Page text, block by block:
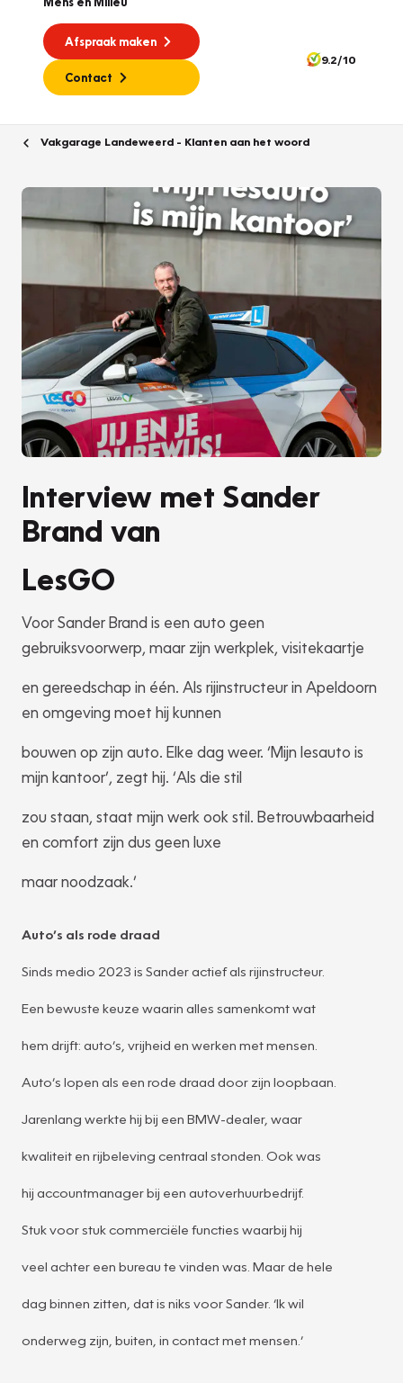
Afspraak maken
Contact
9.2/10
Vakgarage Landeweerd - Klanten aan het woord
Interview met Sander
Brand van
LesGO
Voor Sander Brand is een auto geen
gebruiksvoorwerp, maar zijn werkplek, visitekaartje
en gereedschap in één. Als rijinstructeur in Apeldoorn
en omgeving moet hij kunnen
bouwen op zijn auto. Elke dag weer. ‘Mijn lesauto is
mijn kantoor’, zegt hij. ‘Als die stil
zou staan, staat mijn werk ook stil. Betrouwbaarheid
en comfort zijn dus geen luxe
maar noodzaak.’
Auto’s als rode draad
Sinds medio 2023 is Sander actief als rijinstructeur.
Een bewuste keuze waarin alles samenkomt wat
hem drijft: auto’s, vrijheid en werken met mensen.
Auto’s lopen als een rode draad door zijn loopbaan.
Jarenlang werkte hij bij een BMW-dealer, waar
kwaliteit en rijbeleving centraal stonden. Ook was
hij accountmanager bij een autoverhuurbedrijf.
Stuk voor stuk commerciële functies waarbij hij
veel achter een bureau te vinden was. Maar de hele
dag binnen zitten, dat is niks voor Sander. ‘Ik wil
onderweg zijn, buiten, in contact met mensen.’